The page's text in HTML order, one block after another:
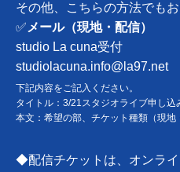
その他、こちらの方法でも
✅ メール（現地・配信）
studio La cuna受付
studiolacuna.info@la97.net
下記内容をご記入ください。
タイトル：3/21スタジオライブ申し込
本文：希望の部、チケット種類（現
◆配信チケットは、オンラ